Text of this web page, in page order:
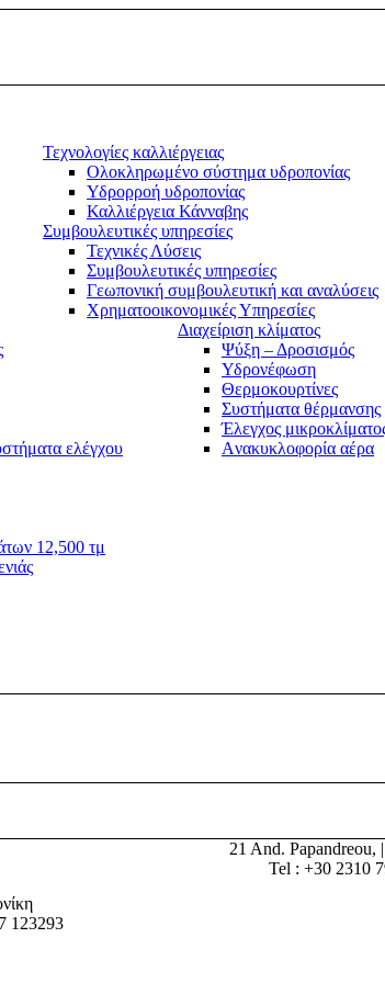
Τεχνολογίες καλλιέργειας
Ολοκληρωμένο σύστημα υδροπονίας
Υδρορροή υδροπονίας
Καλλιέργεια Κάνναβης
Συμβουλευτικές υπηρεσίες
Τεχνικές Λύσεις
Συμβουλευτικές υπηρεσίες
Γεωπονική συμβουλευτική και αναλύσεις
Χρηματοοικονομικές Υπηρεσίες
ελέγχου
Διαχείριση κλίματος
Ψύξη – Δροσισμός
Υδρονέφωση
Θερμοκουρτίνες
Συστήματα θέρμανσης
Έλεγχος
Aνακυκλοφορία αέρα
12,500 τμ
123293
21 And. Papandreou,
Tel : +30 2310